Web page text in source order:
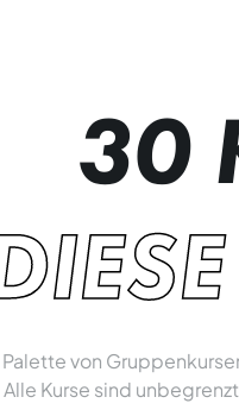
30
von
Kurse sind